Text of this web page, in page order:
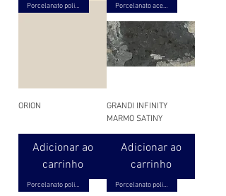
Porcelanato polido
ORION
Adicionar ao
carrinho
Porcelanato acetinado
GRANDI INFINITY
MARMO SATINY
Adicionar ao
carrinho
Porcelanato polido Porcelanato polido